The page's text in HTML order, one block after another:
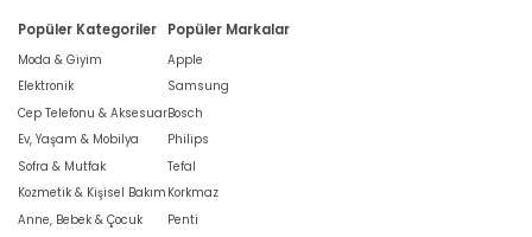
Popüler Kategoriler
Moda & Giyim
Elektronik
Cep Telefonu & Aksesuar
Ev, Yaşam & Mobilya
Sofra & Mutfak
Kozmetik & Kişisel Bakım
Anne, Bebek & Çocuk
Popüler Markalar
Apple
Samsung
Bosch
Philips
Tefal
Korkmaz
Penti